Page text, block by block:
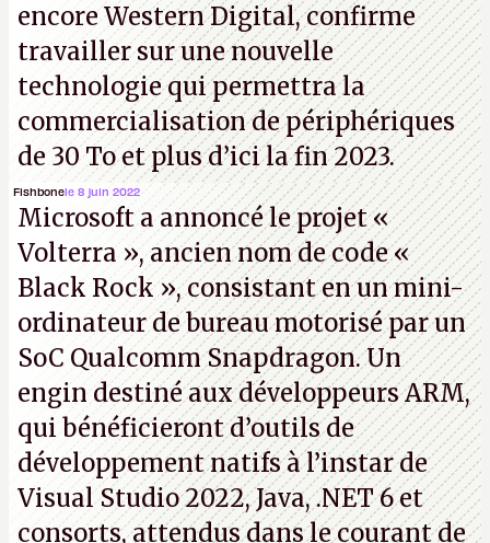
encore Western Digital, confirme
travailler sur une nouvelle
technologie qui permettra la
commercialisation de périphériques
de 30 To et plus d’ici la fin 2023.
Fishbonele 8 juin 2022
Microsoft a annoncé le projet «
Volterra », ancien nom de code «
Black Rock », consistant en un mini-
ordinateur de bureau motorisé par un
SoC Qualcomm Snapdragon. Un
engin destiné aux développeurs ARM,
qui bénéficieront d’outils de
développement natifs à l’instar de
Visual Studio 2022, Java, .NET 6 et
consorts, attendus dans le courant de